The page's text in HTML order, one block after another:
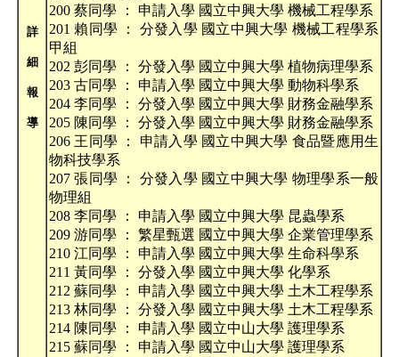
詳
細
報
導
200 蔡同學 ： 申請入學 國立中興大學 機械工程學系
201 賴同學 ： 分發入學 國立中興大學 機械工程學系
甲組
202 彭同學 ： 分發入學 國立中興大學 植物病理學系
203 古同學 ： 申請入學 國立中興大學 動物科學系
204 李同學 ： 分發入學 國立中興大學 財務金融學系
205 陳同學 ： 分發入學 國立中興大學 財務金融學系
206 王同學 ： 申請入學 國立中興大學 食品暨應用生
物科技學系
207 張同學 ： 分發入學 國立中興大學 物理學系一般
物理組
208 李同學 ： 申請入學 國立中興大學 昆蟲學系
209 游同學 ： 繁星甄選 國立中興大學 企業管理學系
210 江同學 ： 申請入學 國立中興大學 生命科學系
211 黃同學 ： 分發入學 國立中興大學 化學系
212 蘇同學 ： 申請入學 國立中興大學 土木工程學系
213 林同學 ： 分發入學 國立中興大學 土木工程學系
214 陳同學 ： 申請入學 國立中山大學 護理學系
215 蘇同學 ： 申請入學 國立中山大學 護理學系